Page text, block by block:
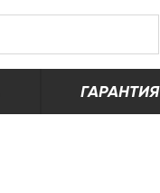
ГАРАНТИЯ